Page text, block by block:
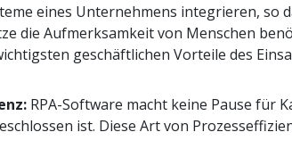
eines Unternehmens integrieren,
die Aufmerksamkeit von Menschen
geschäftlichen Vorteile des
RPA-Software macht keine Pause für
ist. Diese Art von